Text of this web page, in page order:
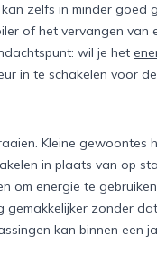
zelfs in minder goed
of het vervangen
wil je het
in te schakelen voor
Kleine gewoontes
in plaats van op
om energie te
zonder
kan binnen een